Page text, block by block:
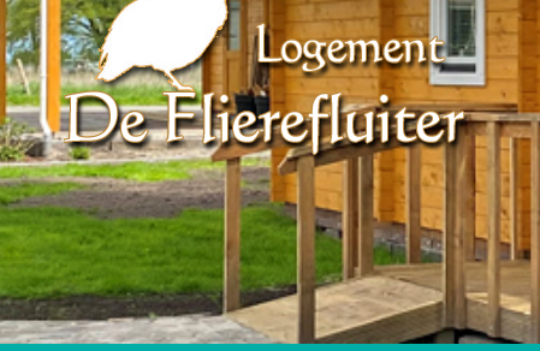
Logement De
Overnachten In Bad Nieuwschans